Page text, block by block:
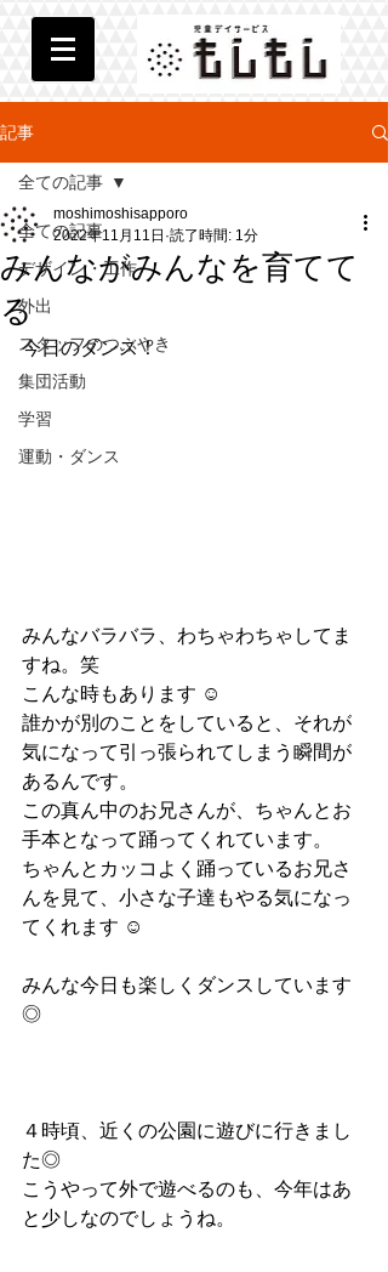
記事
全ての記事
デザイン・工作
外出
スタッフのつぶやき
集団活動
学習
運動・ダンス
全ての記事
みんながみんなを育てて
る
moshimoshisapporo
2022年11月11日 読了時間: 1分
今日のダンス！
みんなバラバラ、わちゃわちゃしてま
すね。笑
こんな時もあります ☺︎
誰かが別のことをしていると、それが
気になって引っ張られてしまう瞬間が
あるんです。
この真ん中のお兄さんが、ちゃんとお
手本となって踊ってくれています。
ちゃんとカッコよく踊っているお兄さ
んを見て、小さな子達もやる気になっ
てくれます ☺︎
みんな今日も楽しくダンスしています
◎
４時頃、近くの公園に遊びに行きまし
た◎
こうやって外で遊べるのも、今年はあ
と少しなのでしょうね。